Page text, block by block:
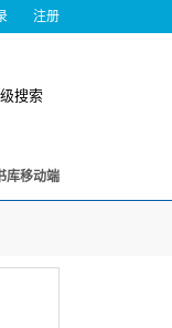
注册
搜索
库移动端